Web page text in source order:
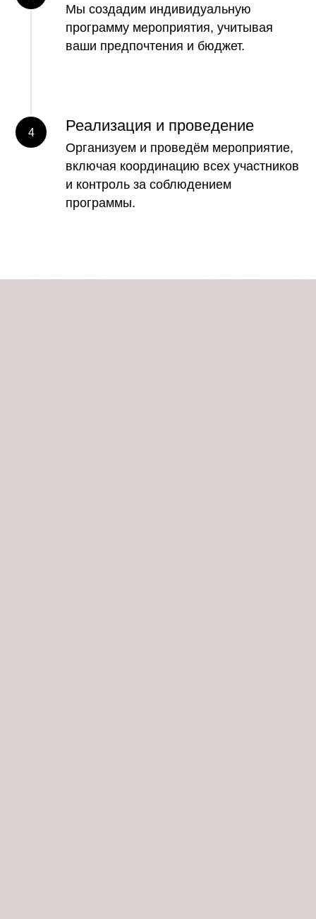
Мы создадим индивидуальную
программу мероприятия, учитывая
ваши предпочтения и бюджет.
Реализация и проведение
Организуем и проведём мероприятие,
включая координацию всех участников
и контроль за соблюдением
программы.